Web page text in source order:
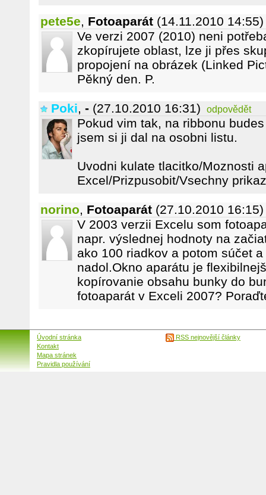
pete5e, Fotoaparát (14.11.2010 14:55)
Ve verzi 2007 (2010) neni
zkopírujete oblast, lze ji přes
propojení na obrázek (Linked
Pěkný den. P.
Poki, - (27.10.2010 16:31) odpovědět
Pokud vim tak, na ribbonu
jsem si ji dal na osobni listu.
Uvodni kulate tlacitko/Moznosti
Excel/Prizpusobit/Vsechny
norino, Fotoaparát (27.10.2010 16:15)
V 2003 verzii Excelu som
napr. výslednej hodnoty na
ako 100 riadkov a potom súčet
nadol.Okno aparátu je
kopírovanie obsahu bunky do
fotoaparát v Exceli 2007?
Úvodní stránka
Kontakt
Mapa stránek
Pravidla používání
RSS nejnovější články